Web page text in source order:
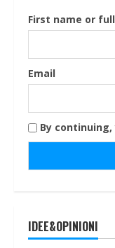
First name or
Email
By
IDEE&OPINIONI